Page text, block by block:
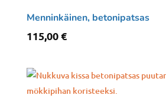
Menninkäinen, betonipatsas
115,00€